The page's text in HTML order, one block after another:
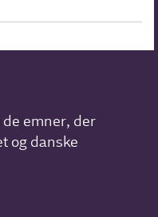
emner, der
og danske